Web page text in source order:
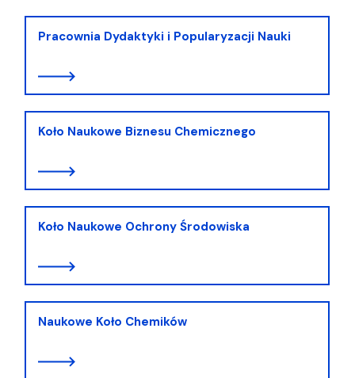
Pracownia Dydaktyki i Popularyzacji Nauki
Koło Naukowe Biznesu Chemicznego
Koło Naukowe Ochrony Środowiska
Naukowe Koło Chemików